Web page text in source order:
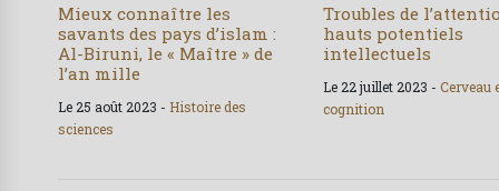
Mieux connaître les
savants des pays d’islam :
Al-Biruni, le « Maître » de
l’an mille
Le 25 août 2023 - Histoire des
sciences
Troubles de
hauts potentiels
intellectuels
Le 22 juillet 2023 -Cerveau
cognition